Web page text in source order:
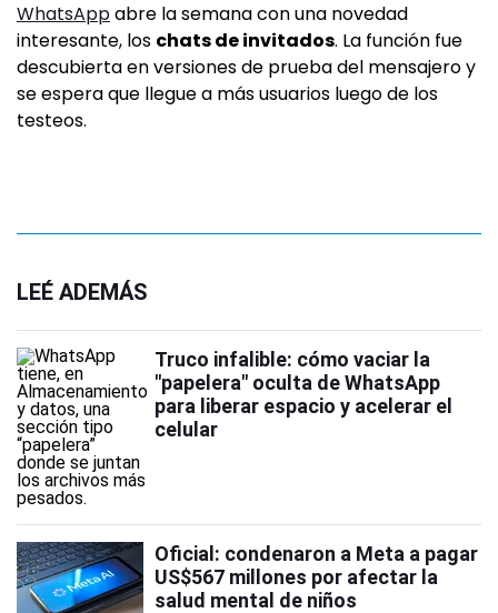
WhatsAppabre la semana con una novedad
interesante, los chats de invitados. La función fue
descubierta en versiones de prueba del mensajero y
se espera que llegue a más usuarios luego de los
testeos.
LEÉ ADEMÁS
Truco infalible: cómo vaciar la
"papelera" oculta de WhatsApp
para liberar espacio y acelerar el
celular
Oficial: condenaron a Meta a pagar
US$567 millones por afectar la
salud mental de niños